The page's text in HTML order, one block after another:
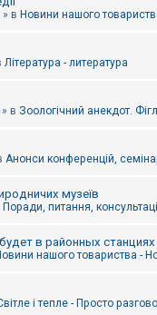
» в Новини нашого
Література - литература
» в Зоологічний анекдот.
Анонси конференцій,
музеїв
Поради, питання,
в районных станциях
нашого товариства -
і тепле - Просто